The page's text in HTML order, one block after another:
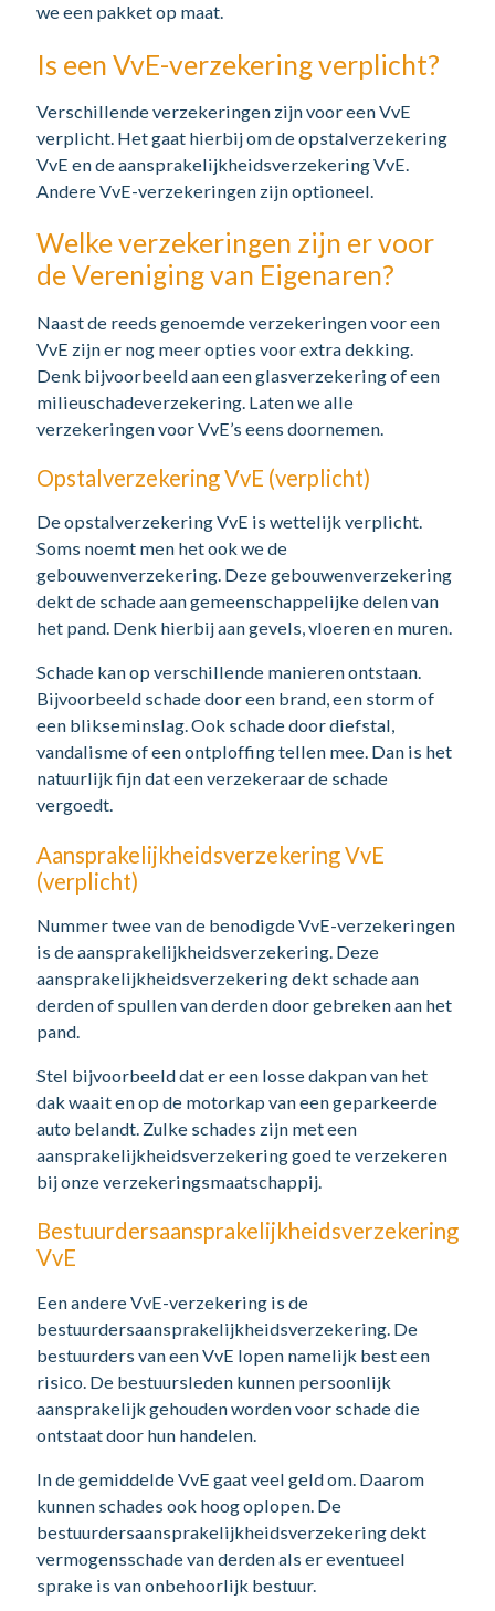
we een pakket op maat.
Is een VvE-verzekering verplicht?
Verschillende verzekeringen zijn voor een VvE
verplicht. Het gaat hierbij om de opstalverzekering
VvE en de aansprakelijkheidsverzekering VvE.
Andere VvE-verzekeringen zijn optioneel.
Welke verzekeringen zijn er voor
de Vereniging van Eigenaren?
Naast de reeds genoemde verzekeringen voor een
VvE zijn er nog meer opties voor extra dekking.
Denk bijvoorbeeld aan een glasverzekering of een
milieuschadeverzekering. Laten we alle
verzekeringen voor VvE’s eens doornemen.
Opstalverzekering VvE (verplicht)
De opstalverzekering VvE is wettelijk verplicht.
Soms noemt men het ook we de
gebouwenverzekering. Deze gebouwenverzekering
dekt de schade aan gemeenschappelijke delen van
het pand. Denk hierbij aan gevels, vloeren en muren.
Schade kan op verschillende manieren ontstaan.
Bijvoorbeeld schade door een brand, een storm of
een blikseminslag. Ook schade door diefstal,
vandalisme of een ontploffing tellen mee. Dan is het
natuurlijk fijn dat een verzekeraar de schade
vergoedt.
Aansprakelijkheidsverzekering VvE
(verplicht)
Nummer twee van de benodigde VvE-verzekeringen
is de aansprakelijkheidsverzekering. Deze
aansprakelijkheidsverzekering dekt schade aan
derden of spullen van derden door gebreken aan het
pand.
Stel bijvoorbeeld dat er een losse dakpan van het
dak waait en op de motorkap van een geparkeerde
auto belandt. Zulke schades zijn met een
aansprakelijkheidsverzekering goed te verzekeren
bij onze verzekeringsmaatschappij.
Bestuurdersaansprakelijkheidsverzekering
VvE
Een andere VvE-verzekering is de
bestuurdersaansprakelijkheidsverzekering. De
bestuurders van een VvE lopen namelijk best een
risico. De bestuursleden kunnen persoonlijk
aansprakelijk gehouden worden voor schade die
ontstaat door hun handelen.
In de gemiddelde VvE gaat veel geld om. Daarom
kunnen schades ook hoog oplopen. De
bestuurdersaansprakelijkheidsverzekering dekt
vermogensschade van derden als er eventueel
sprake is van onbehoorlijk bestuur.